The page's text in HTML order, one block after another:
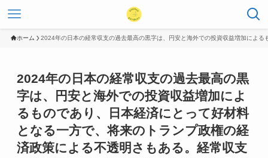
ホーム 2024年の日本の経常収支の過去最高の黒字は、円安と海外での投資収益増加によ
2024年の日本の経常収支の過去最高の黒
字は、円安と海外での投資収益増加によ
るものであり、日本経済にとって好材料
となる一方で、将来のトランプ政権の経
済政策による不透明さもある。経常収支